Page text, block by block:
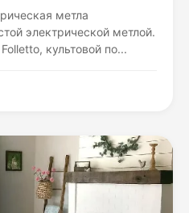
метла
электрической метлой.
культовой по...